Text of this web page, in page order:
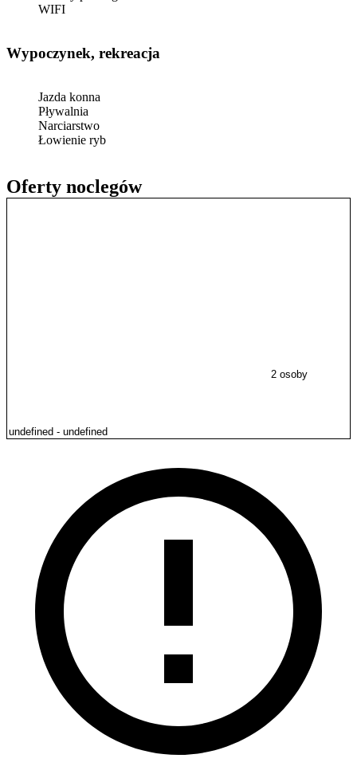
Oferty noclegów
2 osoby
WIFI
Wypoczynek, rekreacja
Jazda konna
Pływalnia
Narciarstwo
Łowienie ryb